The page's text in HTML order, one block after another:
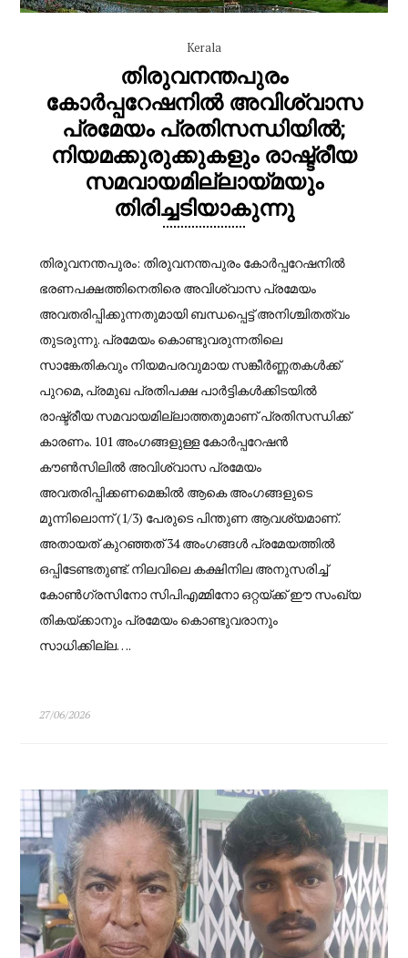
Kerala
തിരുവനന്തപുരം
കോർപ്പറേഷനിൽ അവിശ്വാസ
പ്രമേയം പ്രതിസന്ധിയിൽ;
നിയമക്കുരുക്കുകളും രാഷ്ട്രീയ
സമവായമില്ലായ്മയും
തിരിച്ചടിയാകുന്നു
തിരുവനന്തപുരം: തിരുവനന്തപുരം കോർപ്പറേഷനിൽ
ഭരണപക്ഷത്തിനെതിരെ അവിശ്വാസ പ്രമേയം
അവതരിപ്പിക്കുന്നതുമായി ബന്ധപ്പെട്ട് അനിശ്ചിതത്വം
തുടരുന്നു. പ്രമേയം കൊണ്ടുവരുന്നതിലെ
സാങ്കേതികവും നിയമപരവുമായ സങ്കീർണ്ണതകൾക്ക്
പുറമെ, പ്രമുഖ പ്രതിപക്ഷ പാർട്ടികൾക്കിടയിൽ
രാഷ്ട്രീയ സമവായമില്ലാത്തതുമാണ് പ്രതിസന്ധിക്ക്
കാരണം. 101 അംഗങ്ങളുള്ള കോർപ്പറേഷൻ
കൗൺസിലിൽ അവിശ്വാസ പ്രമേയം
അവതരിപ്പിക്കണമെങ്കിൽ ആകെ അംഗങ്ങളുടെ
മൂന്നിലൊന്ന് (1/3) പേരുടെ പിന്തുണ ആവശ്യമാണ്.
അതായത് കുറഞ്ഞത് 34 അംഗങ്ങൾ പ്രമേയത്തിൽ
ഒപ്പിടേണ്ടതുണ്ട്. നിലവിലെ കക്ഷിനില അനുസരിച്ച്
കോൺഗ്രസിനോ സിപിഎമ്മിനോ ഒറ്റയ്ക്ക് ഈ സംഖ്യ
തികയ്ക്കാനും പ്രമേയം കൊണ്ടുവരാനും
സാധിക്കില്ല….
27/06/2026